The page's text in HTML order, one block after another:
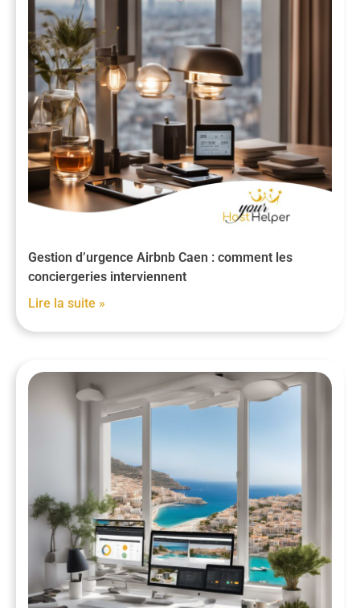
Gestion d’urgence Airbnb Caen : comment les
conciergeries interviennent
Lire la suite »